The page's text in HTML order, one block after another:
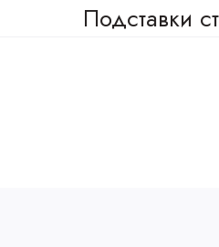
Подставки